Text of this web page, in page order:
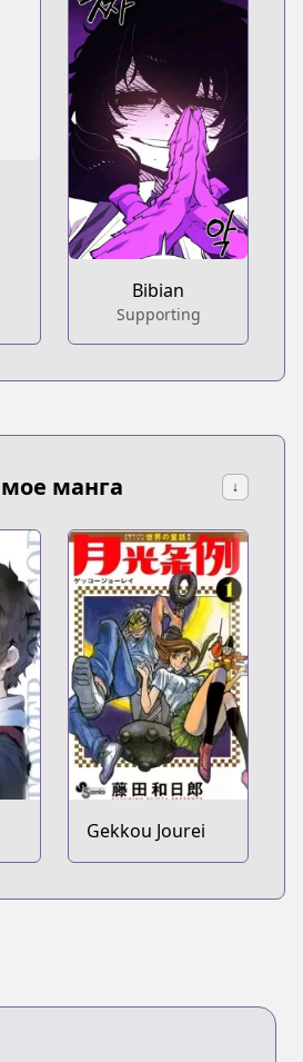
Bibian
Supporting
манга ↓
Gekkou Jourei